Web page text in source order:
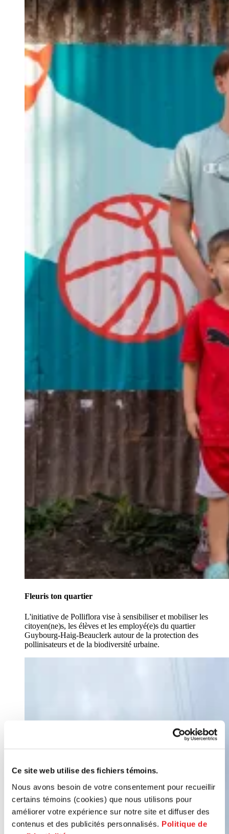
Ce site web utilise des fichiers témoins.
Nous avons besoin de votre consentement pour recueillir
certains témoins (cookies) que nous utilisons pour
améliorer votre expérience sur notre site et diffuser des
contenus et des publicités personnalisés. Politique de
Fleuris ton quartier
L'initiative de Polliflora vise à sensibiliser et mobiliser les
citoyen(ne)s, les élèves et les employé(e)s du quartier
Guybourg-Haig-Beauclerk autour de la protection des
pollinisateurs et de la biodiversité urbaine.